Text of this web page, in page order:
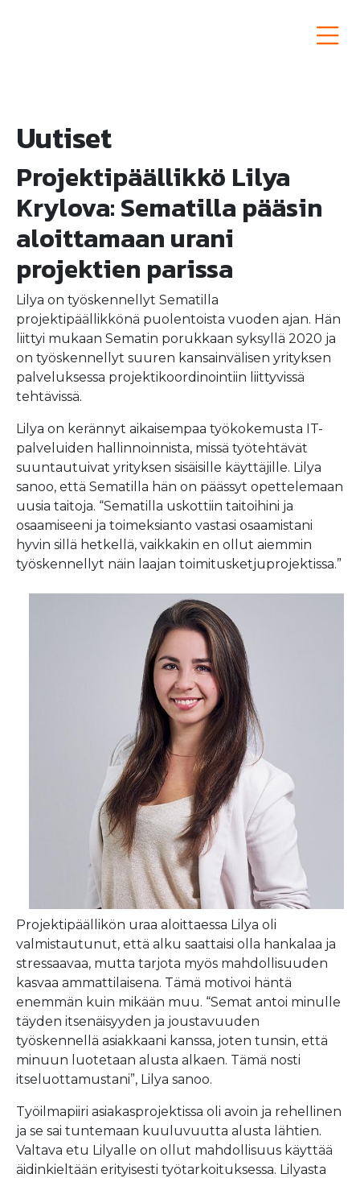
Uutiset
Projektipäällikkö Lilya
Krylova: Sematilla pääsin
aloittamaan urani
projektien parissa
Lilya on työskennellyt Sematilla
projektipäällikkönä puolentoista vuoden ajan. Hän
liittyi mukaan Sematin porukkaan syksyllä 2020 ja
on työskennellyt suuren kansainvälisen yrityksen
palveluksessa projektikoordinointiin liittyvissä
tehtävissä.
Lilya on kerännyt aikaisempaa työkokemusta IT-
palveluiden hallinnoinnista, missä työtehtävät
suuntautuivat yrityksen sisäisille käyttäjille. Lilya
sanoo, että Sematilla hän on päässyt opettelemaan
uusia taitoja. “Sematilla uskottiin taitoihini ja
osaamiseeni ja toimeksianto vastasi osaamistani
hyvin sillä hetkellä, vaikkakin en ollut aiemmin
työskennellyt näin laajan toimitusketjuprojektissa.”
Projektipäällikön uraa aloittaessa Lilya oli
valmistautunut, että alku saattaisi olla hankalaa ja
stressaavaa, mutta tarjota myös mahdollisuuden
kasvaa ammattilaisena. Tämä motivoi häntä
enemmän kuin mikään muu. “Semat antoi minulle
täyden itsenäisyyden ja joustavuuden
työskennellä asiakkaani kanssa, joten tunsin, että
minuun luotetaan alusta alkaen. Tämä nosti
itseluottamustani”, Lilya sanoo.
Työilmapiiri asiakasprojektissa oli avoin ja rehellinen
ja se sai tuntemaan kuuluvuutta alusta lähtien.
Valtava etu Lilyalle on ollut mahdollisuus käyttää
äidinkieltään erityisesti työtarkoituksessa. Lilyasta